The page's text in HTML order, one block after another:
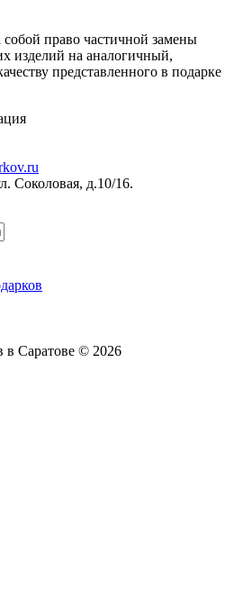
собой право частичной замены
изделий на аналогичный,
представленного в подарке
Соколовая, д.10/16.
в Саратове © 2026